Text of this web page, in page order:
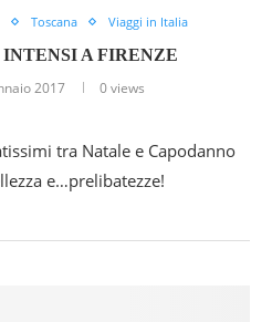
Toscana Viaggi in Italia
A FIRENZE
2017 0 views
tra Natale e Capodanno
e…prelibatezze!